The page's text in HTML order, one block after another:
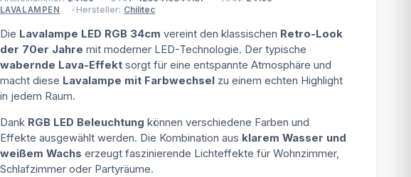
LAVALAMPEN Hersteller: Chilitec
Die Lavalampe LED RGB 34cm vereint den klassischen Retro-Look
der 70er Jahre mit moderner LED-Technologie. Der typische
wabernde Lava-Effektsorgt für eine entspannte Atmosphäre und
macht diese Lavalampe mit Farbwechselzu einem echten Highlight
in jedem Raum.
Dank RGB LED Beleuchtung können verschiedene Farben und
Effekte ausgewählt werden. Die Kombination aus klarem Wasser und
weißem Wachs erzeugt faszinierende Lichteffekte für Wohnzimmer,
Schlafzimmer oder Partyräume.